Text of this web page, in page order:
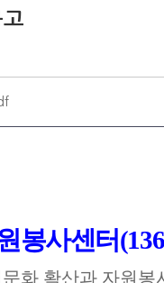
봉사센터
화 확산과 자원